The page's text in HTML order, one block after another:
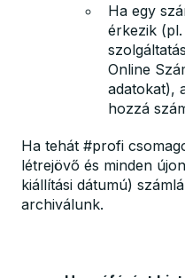
Ha egy
érkezik
Online
adatokat),
hozzá
Ha tehát #profi
létrejövő és minden
kiállítási dátumú)
archiválunk.